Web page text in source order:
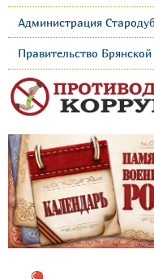
Администрация
Правительство